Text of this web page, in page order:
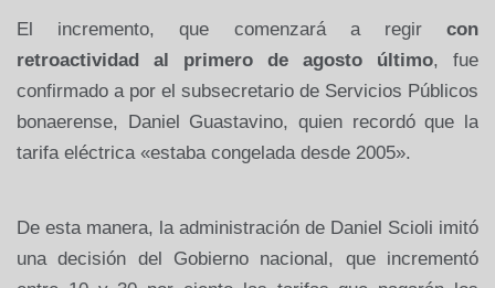
El incremento, que comenzará a regir con
retroactividad al primero de agosto último, fue
confirmado a por el subsecretario de Servicios Públicos
bonaerense, Daniel Guastavino, quien recordó que la
tarifa eléctrica «estaba congelada desde 2005».
De esta manera, la administración de Daniel Scioli imitó
una decisión del Gobierno nacional, que incrementó